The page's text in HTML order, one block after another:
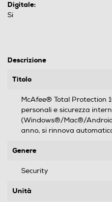
Digitale:
Si
Descrizione
Titolo
McAfee® Total Protection
personali e sicurezza
(Windows®/Mac®/
anno, si rinnova
Genere
Security
Unità